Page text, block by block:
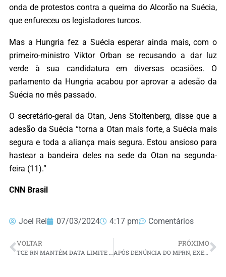
onda de protestos contra a queima do Alcorão na Suécia,
que enfureceu os legisladores turcos.
Mas a Hungria fez a Suécia esperar ainda mais, com o
primeiro-ministro Viktor Orban se recusando a dar luz
verde à sua candidatura em diversas ocasiões. O
parlamento da Hungria acabou por aprovar a adesão da
Suécia no mês passado.
O secretário-geral da Otan, Jens Stoltenberg, disse que a
adesão da Suécia “torna a Otan mais forte, a Suécia mais
segura e toda a aliança mais segura. Estou ansioso para
hastear a bandeira deles na sede da Otan na segunda-
feira (11).”
CNN Brasil
Joel Rei 07/03/2024 4:17 pm Comentários
VOLTAR
TCE-RN MANTÉM DATA LIMITE PARA SERVIDORES NÃO CONCURSADOS SOLICITAREM APOSENTADORIA
PRÓXIMO
APÓS DENÚNCIA DO MPRN, EXECUTOR DO PREFEITO DE SÃO JOSÉ DO CAMPESTRE VIRA RÉU EM PROCESSO